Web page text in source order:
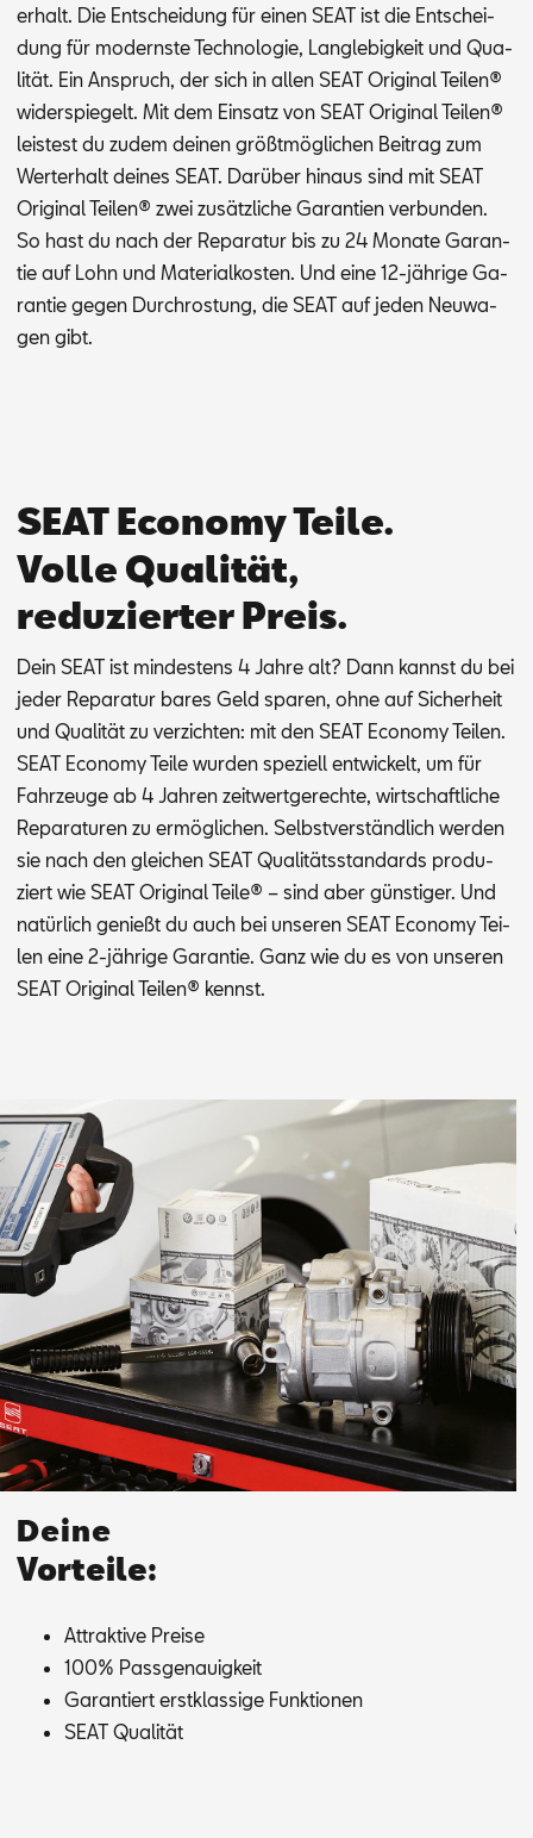
erhalt. Die Ent­schei­dung für ei­nen SEAT ist die Ent­schei­
dung für mo­derns­te Tech­no­lo­gie, Lang­le­big­keit und Qua­
li­tät. Ein An­spruch, der sich in al­len SEAT Ori­gi­nal Tei­len®
wi­der­spie­gelt. Mit dem Ein­satz von SEAT Ori­gi­nal Tei­len®
leis­test du zu­dem dei­nen größt­mög­li­chen Bei­trag zum
Wert­erhalt dei­nes SEAT. Dar­über hin­aus sind mit SEAT
Ori­gi­nal Tei­len® zwei zu­sätz­li­che Ga­ran­ti­en ver­bun­den.
So hast du nach der Re­pa­ra­tur bis zu 24 Mo­na­te Ga­ran­
tie auf Lohn und Ma­te­ri­al­kos­ten. Und eine 12-jäh­ri­ge Ga­
ran­tie ge­gen Durch­ros­tung, die SEAT auf je­den Neu­wa­
gen gibt.
SEAT Economy Teile.
Volle Qualität,
reduzierter Preis.
Dein SEAT ist min­des­tens 4 Jah­re alt? Dann kannst du bei
je­der Re­pa­ra­tur ba­res Geld spa­ren, ohne auf Si­cher­heit
und Qua­li­tät zu ver­zich­ten: mit den SEAT Eco­no­my Tei­len.
SEAT Eco­no­my Tei­le wur­den spe­zi­ell ent­wi­ckelt, um für
Fahr­zeu­ge ab 4 Jah­ren zeit­wert­ge­rech­te, wirt­schaft­li­che
Re­pa­ra­tu­ren zu er­mög­li­chen. Selbst­ver­ständ­lich wer­den
sie nach den glei­chen SEAT Qua­li­täts­stan­dards pro­du­
ziert wie SEAT Ori­gi­nal Tei­le® – sind aber güns­ti­ger. Und
na­tür­lich ge­nießt du auch bei un­se­ren SEAT Eco­no­my Tei­
len eine 2-jäh­ri­ge Ga­ran­tie. Ganz wie du es von un­se­ren
SEAT Ori­gi­nal Tei­len® kennst.
Deine
Vorteile:
At­trak­ti­ve Prei­se
100% Pass­ge­nau­ig­keit
Ga­ran­tiert erst­klas­si­ge Funk­tio­nen
SEAT Qua­li­tät